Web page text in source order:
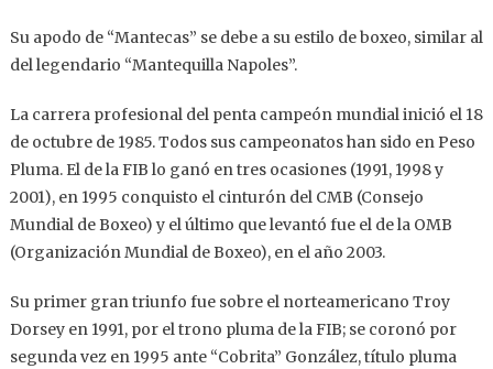
Su apodo de “Mantecas” se debe a su estilo de boxeo, similar al
del legendario “Mantequilla Napoles”.
La carrera profesional del penta campeón mundial inició el 18
de octubre de 1985. Todos sus campeonatos han sido en Peso
Pluma. El de la FIB lo ganó en tres ocasiones (1991, 1998 y
2001), en 1995 conquisto el cinturón del CMB (Consejo
Mundial de Boxeo) y el último que levantó fue el de la OMB
(Organización Mundial de Boxeo), en el año 2003.
Su primer gran triunfo fue sobre el norteamericano Troy
Dorsey en 1991, por el trono pluma de la FIB; se coronó por
segunda vez en 1995 ante “Cobrita” González, título pluma